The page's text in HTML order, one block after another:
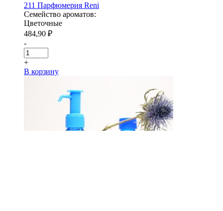
211 Парфюмерия Reni
Семейство ароматов:
Цветочные
484,90 ₽
-
+
В корзину